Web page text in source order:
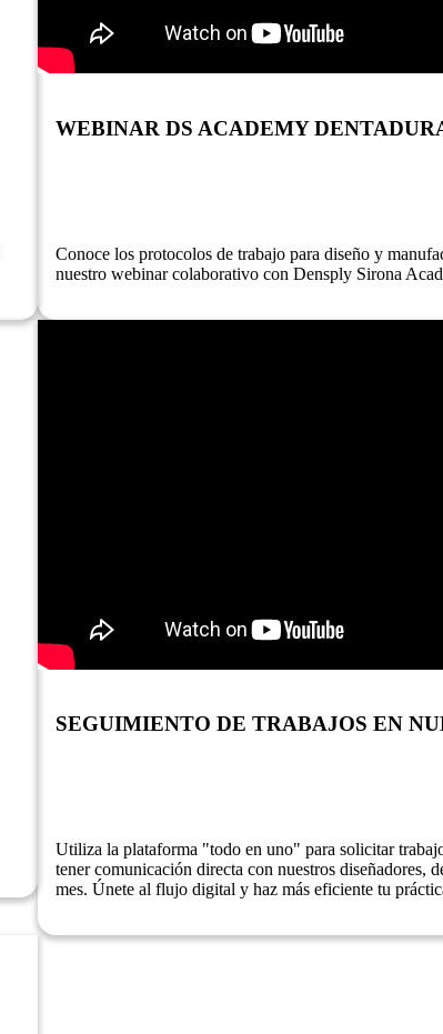
WEBINAR DS ACADEMY
Conoce los protocolos de trabajo para diseño y
nuestro webinar colaborativo con Densply Sirona
SEGUIMIENTO DE TRABAJOS EN
Utiliza la plataforma "todo en uno" para solicitar
tener comunicación directa con nuestros diseñadores,
mes. Únete al flujo digital y haz más eficiente tu